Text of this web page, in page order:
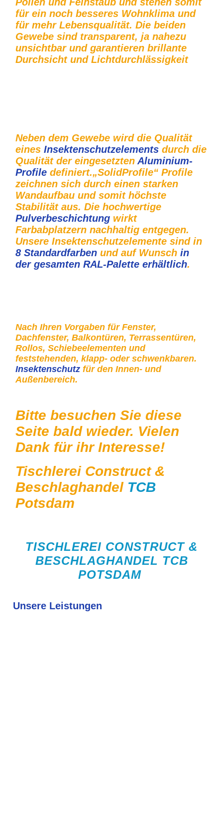
für ein noch besseres Wohnklima und
für mehr Lebensqualität. Die beiden
Gewebe sind transparent, ja nahezu
unsichtbar und garantieren brillante
Durchsicht und Lichtdurchlässigkeit
Neben dem Gewebe wird die Qualität
einesInsektenschutzelements durch die
Qualität der eingesetztenAluminium-
Profile definiert.„SolidProfile“ Profile
zeichnen sich durch einen starken
Wandaufbau und somit höchste
Stabilität aus. Die hochwertige
Pulverbeschichtung wirkt
Farbabplatzern nachhaltig entgegen.
Unsere Insektenschutzelemente sind in
8 Standardfarben und auf Wunschin
der gesamten RAL-Palette erhältlich.
Nach Ihren Vorgaben für Fenster,
Dachfenster, Balkontüren, Terrassentüren,
Rollos, Schiebeelementen und
feststehenden, klapp- oder schwenkbaren.
Insektenschutz für den Innen- und
Außenbereich.
Bitte besuchen Sie diese
Seite bald wieder. Vielen
Dank für ihr Interesse!
Tischlerei Construct &
Beschlaghandel TCB
Potsdam
TISCHLEREI CONSTRUCT &
BESCHLAGHANDEL TCB
POTSDAM
Unsere Leistungen